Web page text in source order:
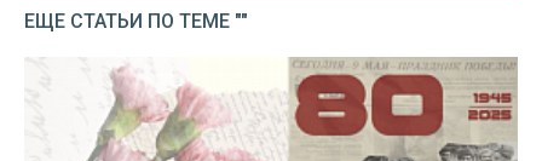
ЕЩЕ СТАТЬИ ПО ТЕМЕ ""